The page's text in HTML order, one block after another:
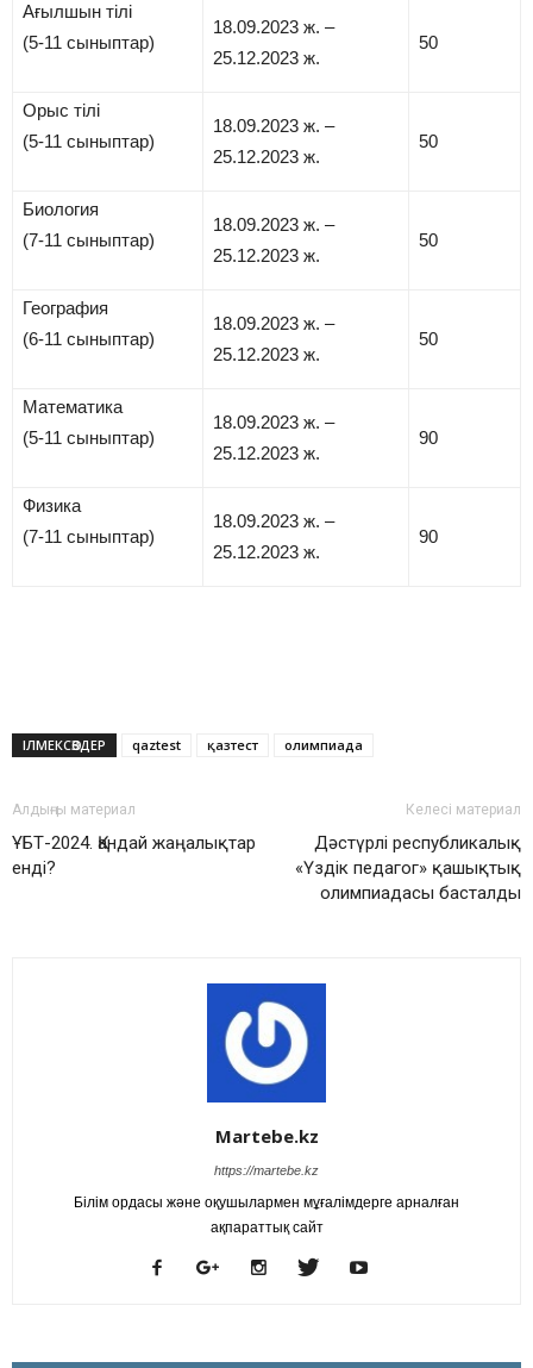
Ағылшын тілі
(5-11 сыныптар)
18.09.2023 ж. –
25.12.2023 ж.
50
Орыс тілі
(5-11 сыныптар)
18.09.2023 ж. –
25.12.2023 ж.
50
Биология
(7-11 сыныптар)
18.09.2023 ж. –
25.12.2023 ж.
50
География
(6-11 сыныптар)
18.09.2023 ж. –
25.12.2023 ж.
50
Математика
(5-11 сыныптар)
18.09.2023 ж. –
25.12.2023 ж.
90
Физика
(7-11 сыныптар)
18.09.2023 ж. –
25.12.2023 ж.
90
ІЛМЕКСӨЗДЕР qaztest қазтест олимпиада
Алдыңғы материал
ҰБТ-2024. Қандай жаңалықтар
енді?
Келесі материал
Дәстүрлі республикалық
«Үздік педагог» қашықтық
олимпиадасы басталды
Martebe.kz
https://martebe.kz
Білім ордасы және оқушылармен мұғалімдерге арналған
ақпараттық сайт